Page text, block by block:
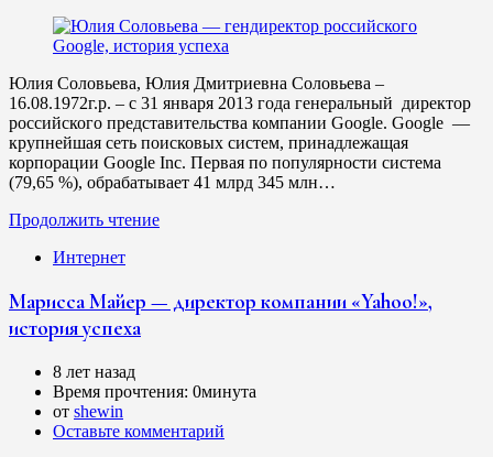
Юлия Соловьева, Юлия Дмитриевна Соловьева –
16.08.1972г.р. – с 31 января 2013 года генеральный директор
российского представительства компании Google. Google —
крупнейшая сеть поисковых систем, принадлежащая
корпорации Google Inc. Первая по популярности система
(79,65 %), обрабатывает 41 млрд 345 млн…
Продолжить чтение
Интернет
Марисса Майер — директор компании «Yahoo!»,
история успеха
8 лет назад
Время прочтения: 0минута
от shewin
Оставьте комментарий